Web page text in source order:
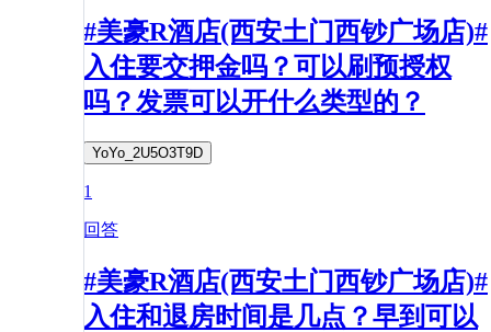
#美豪R酒店(西安土门西钞广场店)#
入住要交押金吗？可以刷预授权
吗？发票可以开什么类型的？
YoYo_2U5O3T9D
1
回答
#美豪R酒店(西安土门西钞广场店)#
入住和退房时间是几点？早到可以